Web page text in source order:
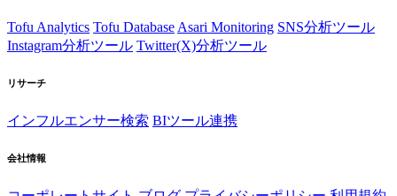
Tofu Analytics Tofu Database Asari Monitoring SNS分析ツール
Instagram分析ツール Twitter(X)分析ツール
リサーチ
インフルエンサー検索 BIツール連携
会社情報